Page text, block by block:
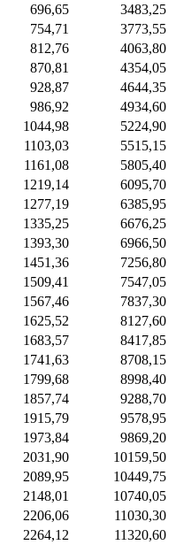
696,65
3483,25
754,71
3773,55
812,76
4063,80
870,81
4354,05
928,87
4644,35
986,92
4934,60
1044,98
5224,90
1103,03
5515,15
1161,08
5805,40
1219,14
6095,70
1277,19
6385,95
1335,25
6676,25
1393,30
6966,50
1451,36
7256,80
1509,41
7547,05
1567,46
7837,30
1625,52
8127,60
1683,57
8417,85
1741,63
8708,15
1799,68
8998,40
1857,74
9288,70
1915,79
9578,95
1973,84
9869,20
2031,90
10159,50
2089,95
10449,75
2148,01
10740,05
2206,06
11030,30
2264,12
11320,60